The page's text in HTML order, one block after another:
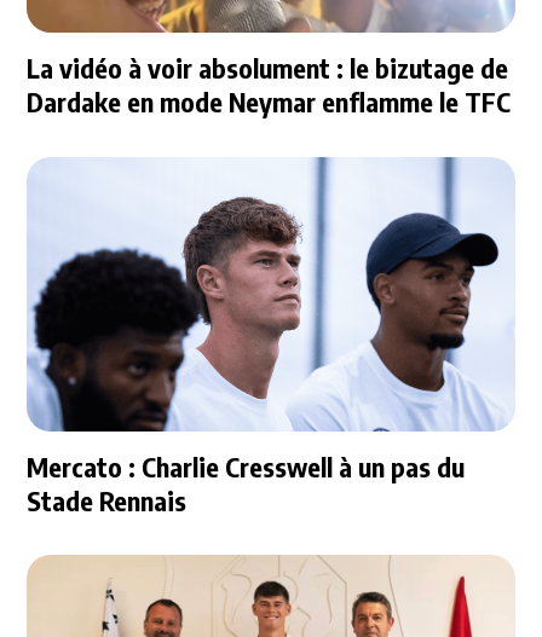
La vidéo à voir absolument : le bizutage de
Dardake en mode Neymar enflamme le TFC
Mercato : Charlie Cresswell à un pas du
Stade Rennais